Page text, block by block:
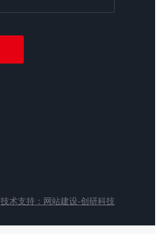
技术支持：网站建设-创研科技